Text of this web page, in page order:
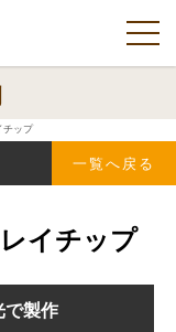
チップ
一覧へ戻る
イチップ
製作